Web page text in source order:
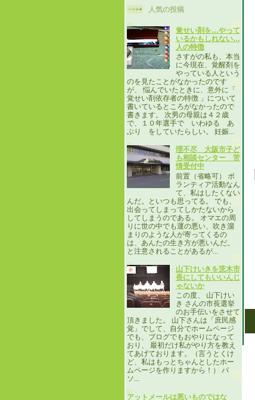
人気の投稿
覚せい剤を…やって
いるかもしれない…
人の特徴
さすがの私も、本当
に今現在、覚醒剤を
やっている人という
のを見たことがなかったのです
が、 悩んでいたときに、意外に「
覚せい剤依存者の特徴 」について
書いているところがなかったので
書きます。 次男の母親は４２歳
で、１０年選手で いわゆる あ
ぶり をしていたらしい。 妊娠...
理不尽 大阪市子ど
も相談センター 苦
情受付中
前置（省略可） ボ
ランティア活動なん
て、私はしたくない
んだ。といつも思ってる。 でも、
出会ってしまってしかたないから
してしまうのである。 オマエの周
りに世の中でも運の悪い、吹き溜
まりのような人が寄ってくるの
は、あんたの生き方が悪いんだ。
と注意されることがあるが...
山下けいきを茨木市
長にしてもいいんじ
ゃないか
この度、 山下けい
き さんの市長選挙
のお手伝いをさせて
頂きました。 山下さんは「庶民感
覚」でして、自分でホームページ
でも、ブログでもおやりになって
おり、 最初だけ私がやり方を教え
てあげております。（言うとくけ
ど、私はもっとちゃんとしたホー
ムページを作りますから！） パ
ソ...
アットメールは悪いものではな